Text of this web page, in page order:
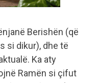
Berishën (që
si dikur), dhe të
Ka aty
Ramën si çifut